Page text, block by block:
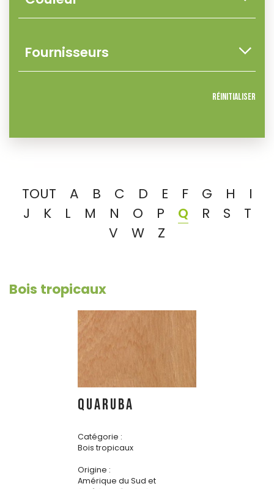
Réinitialiser
TOUT A B C D E F G H
I
J
K L M N O P Q R S
T
V
W Z
Bois tropicaux
QUARUBA
Catégorie :
Bois tropicaux
Origine :
Amérique du Sud et